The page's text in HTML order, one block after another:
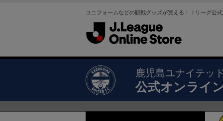
ユニフォームなどの観戦グッズが買える！Ｊリーグ公
鹿児島ユナイテッ
公式オンライ